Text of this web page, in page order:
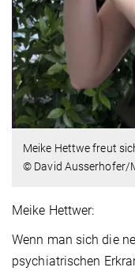
Meike Hettwe freut
© David Ausserhofer/
Meike Hettwer:
Wenn man sich die
psychiatrischen